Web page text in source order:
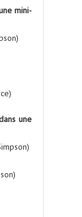
mini-
une